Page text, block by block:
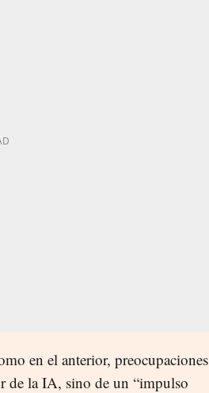
en el anterior, preocupaciones
de la IA, sino de un “impulso